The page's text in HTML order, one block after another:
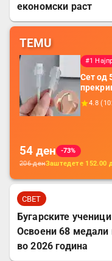
економски раст
TEMU
#1
Сет од
4.8 (
54 ден
-73%
206денЗаштедете 152.00
СВЕТ
Бугарските
Освоени 68 медали
во 2026 година